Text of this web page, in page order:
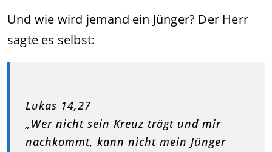
Und wie wird jemand ein Jünger? Der Herr
sagte es selbst:
Lukas 14,27
„Wer nicht sein Kreuz trägt und mir
nachkommt, kann nicht mein Jünger